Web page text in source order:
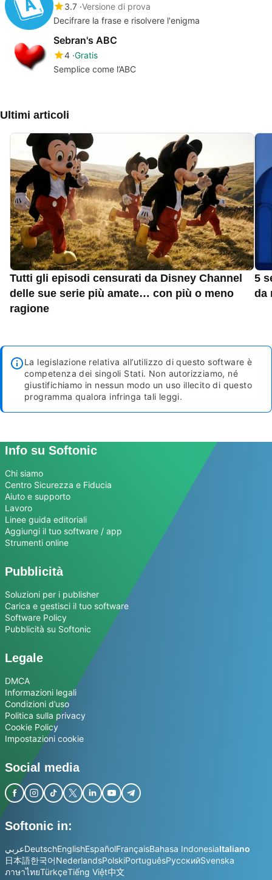
3.7 Versione di prova
Decifrare la frase e risolvere l'enigma
Sebran's ABC
4 Gratis
Semplice come l’ABC
Ultimi articoli
Tutti gli episodi censurati da Disney Channel
delle sue serie più amate… con più o meno
ragione
5
da
La legislazione relativa all’utilizzo di questo software è
competenza dei singoli Stati. Non autorizziamo, né
giustifichiamo in nessun modo un uso illecito di questo
programma qualora infringa tali leggi.
Info su Softonic
Chi siamo
Centro Sicurezza e Fiducia
Aiuto e supporto
Lavoro
Linee guida editoriali
Aggiungi il tuo software / app
Strumenti online
Pubblicità
Soluzioni per i publisher
Carica e gestisci il tuo software
Software Policy
Pubblicità su Softonic
Legale
DMCA
Informazioni legali
Condizioni d’uso
Politica sulla privacy
Cookie Policy
Impostazioni cookie
Social media
Softonic in:
عربيDeutschEnglishEspañolFrançaisBahasa IndonesiaItaliano
日本語한국어NederlandsPolskiPortuguêsРусскийSvenska
ภาษาไทยTürkçeTiếng Việt中文